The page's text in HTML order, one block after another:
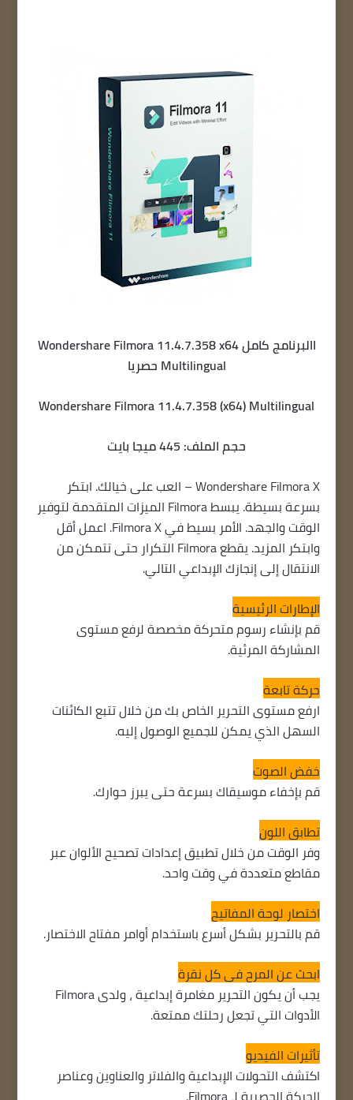
االبرنامج كامل Wondershare Filmora 11.4.7.358 x64
Multilingual حصريا
Wondershare Filmora 11.4.7.358 (x64) Multilingual
حجم الملف: 445 ميجا بايت
Wondershare Filmora X – العب على خيالك. ابتكر
بسرعة بسيطة. يبسط Filmora الميزات المتقدمة لتوفير
الوقت والجهد. الأمر بسيط في Filmora X. اعمل أقل
وابتكر المزيد. يقطع Filmora التكرار حتى تتمكن من
الانتقال إلى إنجازك الإبداعي التالي.
الإطارات الرئيسية
قم بإنشاء رسوم متحركة مخصصة لرفع مستوى
المشاركة المرئية.
حركة تابعة
ارفع مستوى التحرير الخاص بك من خلال تتبع الكائنات
السهل الذي يمكن للجميع الوصول إليه.
خفض الصوت
قم بإخفاء موسيقاك بسرعة حتى يبرز حوارك.
تطابق اللون
وفر الوقت من خلال تطبيق إعدادات تصحيح الألوان عبر
مقاطع متعددة في وقت واحد.
اختصار لوحة المفاتيح
قم بالتحرير بشكل أسرع باستخدام أوامر مفتاح الاختصار.
ابحث عن المرح في كل نقرة
يجب أن يكون التحرير مغامرة إبداعية ، ولدى Filmora
الأدوات التي تجعل رحلتك ممتعة.
تأثيرات الفيديو
اكتشف التحولات الإبداعية والفلاتر والعناوين وعناصر